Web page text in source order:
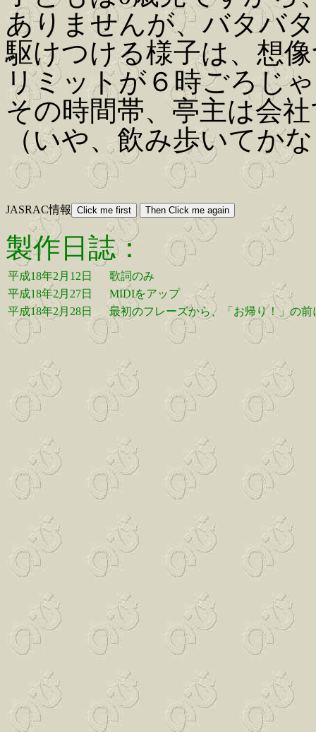
ありませんが、バタバ
駆けつける様子は、想
リミットが６時ごろじ
その時間帯、亭主は会
（いや、飲み歩いてか
JASRAC情報
製作日誌：
平成18年2月12日
歌詞のみ
平成18年2月27日
MIDIをアップ
平成18年2月28日
最初のフレーズから、「お帰り！」の